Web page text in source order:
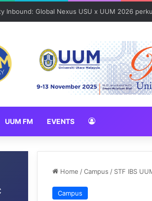
Inbound: Global Nexus USU x UUM 2026
UUM FM EVENTS
Home /Campus / STF IBS
Campus